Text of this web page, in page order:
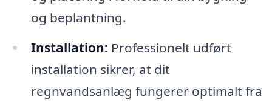
og beplantning.
Installation: Professionelt udført
installation sikrer, at dit
regnvandsanlæg fungerer optimalt fra